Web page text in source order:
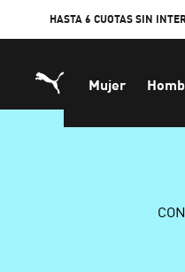
HASTA 6 CUOTAS SIN
Mujer